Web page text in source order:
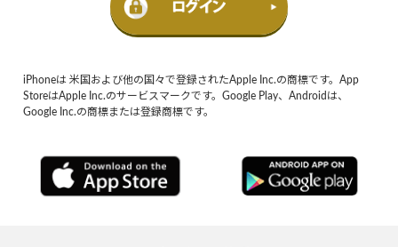
iPhoneは 米国および他の国々で登録されたApple Inc.の商標です。App
StoreはApple Inc.のサービスマークです。Google Play、Androidは、
Google Inc.の商標または登録商標です。